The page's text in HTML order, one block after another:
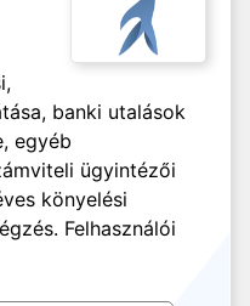
banki utalások
egyéb
ügyintézői
könyelési
Felhasználói